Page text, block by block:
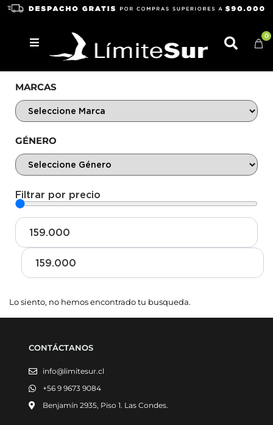
0
MARCAS
GÉNERO
Filtrar por precio
Lo siento, no hemos encontrado tu busqueda.
CONTÁCTANOS
info@limitesur.cl
+56 9 9673 9084
Benjamín 2935, Piso 1. Las Condes.